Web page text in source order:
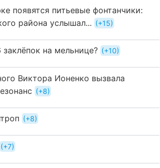
появятся питьевые фонтанчики:
района услышал...
+15
на мельнице? +10
Виктора Ионенко вызвала
+8
+8
+7